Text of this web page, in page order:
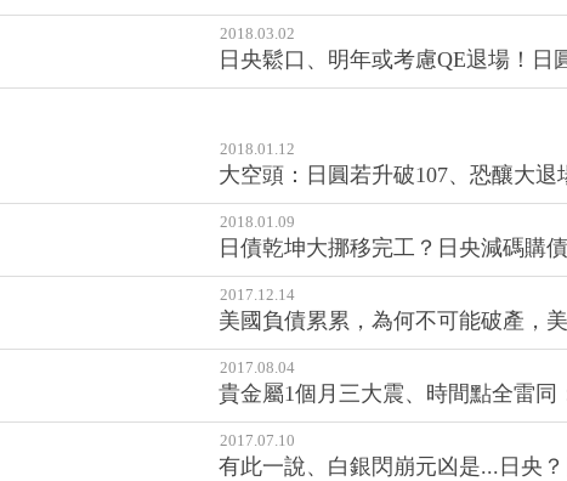
2018.03.02
日央鬆口、明年或考慮QE退場！日
2018.01.12
大空頭：日圓若升破107、恐釀大退
2018.01.09
日債乾坤大挪移完工？日央減碼購
2017.12.14
美國負債累累，為何不可能破產，
2017.08.04
貴金屬1個月三大震、時間點全雷同
2017.07.10
有此一說、白銀閃崩元凶是...日央